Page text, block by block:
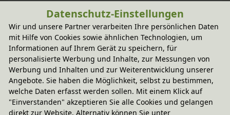
Sie haben Fragen?
Wird oft zusammen gekauft
-20% Code
Nico Bettkasten 90x194 cm
In verschiedenen Varianten
aus Bio-Erlenholz
334,90 €
Datenschutz-Einstellungen
Wir und unsere Partner verarbeiten Ihre persönlichen Daten
mit Hilfe von Cookies sowie ähnlichen Technologien, um
Informationen auf Ihrem Gerät zu speichern, für
personalisierte Werbung und Inhalte, zur Messungen von
Werbung und Inhalten und zur Weiterentwicklung unserer
Angebote. Sie haben die Möglichkeit, selbst zu bestimmen,
welche Daten erfasst werden sollen. Mit einem Klick auf
"Einverstanden" akzeptieren Sie alle Cookies und gelangen
direkt zur Website. Alternativ können Sie unter